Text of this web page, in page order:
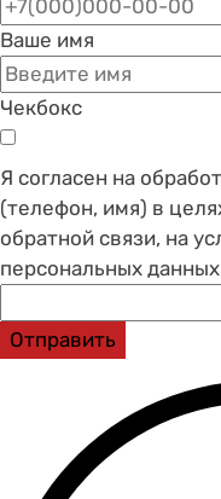
Ваше имя
Чекбокс
Я согласен на
(телефон, имя) в
обратной связи, на
персональных
Отправить